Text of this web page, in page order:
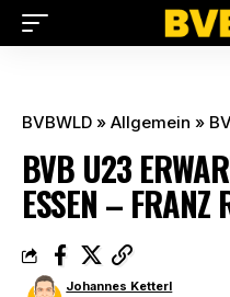
BVBWLD » Allgemein »
BVB U23
ESSEN – FRANZ
Johannes Ketterl